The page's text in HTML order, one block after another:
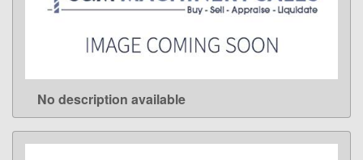
LEARN MORE
No description available